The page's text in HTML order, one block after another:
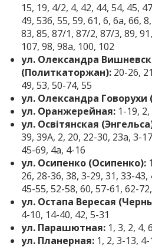
15, 19, 4/2, 4, 42, 44, 54, 45,
49, 53б, 55, 59, 61, 6, 6а, 6б,
83, 85, 87/1, 87/2, 87/3, 89,
107, 98, 98а, 100, 102
ул. Олександра
(Политкаторжан): 20-26,
49, 53, 50-74, 55
ул. Олександра Говорухи
ул. Оранжерейная: 1-19,
ул. Освітянская
39, 39А, 2, 20, 22-30, 23а, 3-
45-69, 4а, 4-16
ул. Осипенко (Осипенко):
26, 28-36, 38, 3-29, 31, 33-43,
45-55, 52-58, 60, 57-61, 62-
ул. Остапа Вересая
4-10, 14-40, 42, 5-31
ул. Парашютная: 1, 3, 2, 4,
ул. Планерная: 1, 2, 3-13,